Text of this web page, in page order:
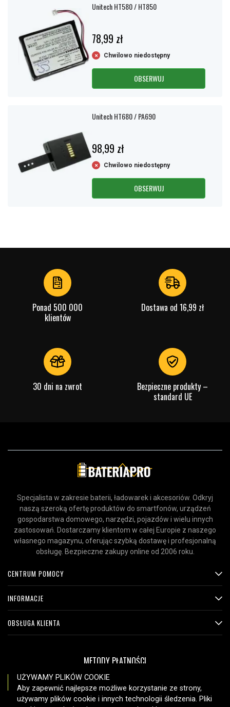
Unitech HT580 / HT850
78,99 zł
Chwilowo niedostępny
OBSERWUJ
Unitech HT680 / PA690
98,99 zł
Chwilowo niedostępny
OBSERWUJ
Ponad 500 000
klientów
Dostawa od 16,99 zł
30 dni na zwrot
Bezpieczne produkty –
standard UE
Specjalista w zakresie baterii, ładowarek i akcesoriów. Odkryj
naszą szeroką ofertę produktów do smartfonów, urządzeń
gospodarstwa domowego, narzędzi, pojazdów i wielu innych
zastosowań. Dostarczamy klientom w całej Europie z naszego
własnego magazynu, oferując szybką dostawę i profesjonalną
obsługę. Bezpieczne zakupy online od 2006 roku.
CENTRUM POMOCY
INFORMACJE
OBSŁUGA KLIENTA
METODY PŁATNOŚCI
UŻYWAMY PLIKÓW COOKIE
Aby zapewnić najlepsze możliwe korzystanie ze strony,
używamy plików cookie i innych technologii śledzenia. Pliki